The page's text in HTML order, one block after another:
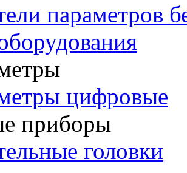
параметров
цифровые
приборы
головки